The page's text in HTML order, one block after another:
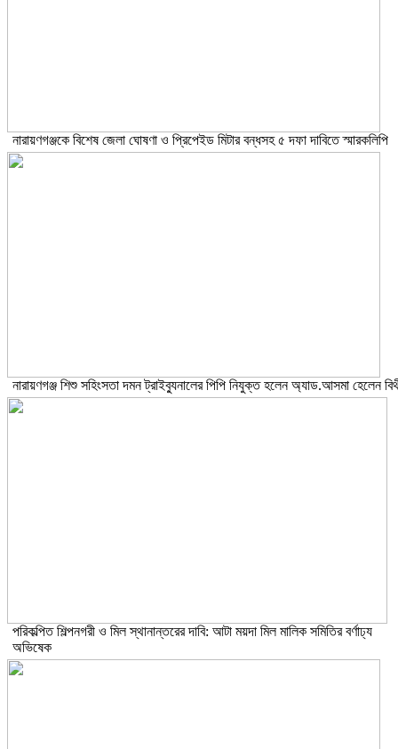
নারায়ণগঞ্জকে বিশেষ জেলা ঘোষণা ও প্রিপেইড মিটার বন্ধসহ ৫ দফা দাবিতে স্মারকলিপি
নারায়ণগঞ্জ শিশু সহিংসতা দমন ট্রাইব্যুনালের পিপি নিযুক্ত হলেন অ্যাড.আসমা হেলেন
পরিকল্পিত শিল্পনগরী ও মিল স্থানান্তরের দাবি: আটা ময়দা মিল মালিক সমিতির বর্ণাঢ্য
অভিষেক